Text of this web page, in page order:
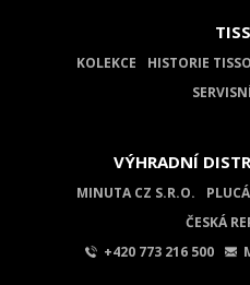
KOLEKCE HISTORIE
VÝHRADNÍ
MINUTA CZ S.R.O.
ČESKÁ
+420 773 216 500